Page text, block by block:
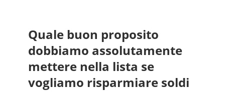
Quale buon proposito
dobbiamo assolutamente
mettere nella lista se
vogliamo risparmiare soldi